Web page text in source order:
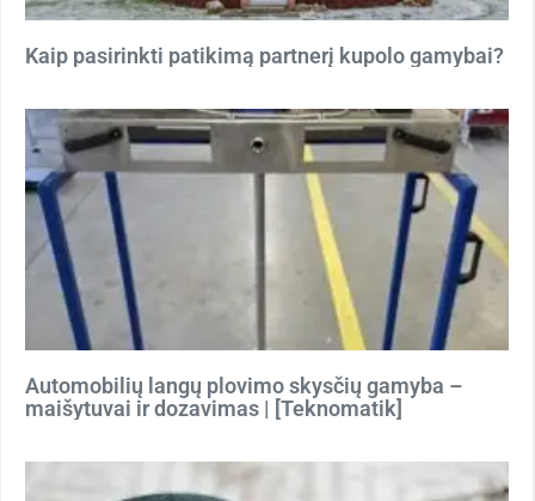
Kaip pasirinkti patikimą partnerį kupolo gamybai?
Automobilių langų plovimo skysčių gamyba –
maišytuvai ir dozavimas | [Teknomatik]